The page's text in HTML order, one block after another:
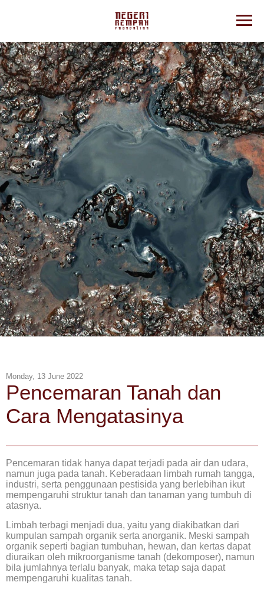
Monday, 13 June 2022
Pencemaran Tanah dan
Cara Mengatasinya
Pencemaran tidak hanya dapat terjadi pada air dan udara,
namun juga pada tanah. Keberadaan limbah rumah tangga,
industri, serta penggunaan pestisida yang berlebihan ikut
mempengaruhi struktur tanah dan tanaman yang tumbuh di
atasnya.
Limbah terbagi menjadi dua, yaitu yang diakibatkan dari
kumpulan sampah organik serta anorganik. Meski sampah
organik seperti bagian tumbuhan, hewan, dan kertas dapat
diuraikan oleh mikroorganisme tanah (dekomposer), namun
bila jumlahnya terlalu banyak, maka tetap saja dapat
mempengaruhi kualitas tanah.